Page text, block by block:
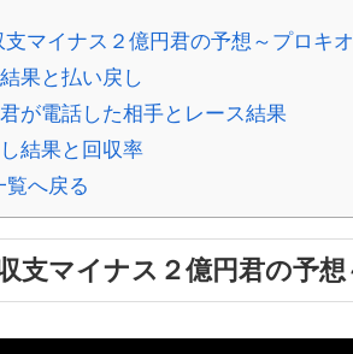
支マイナス２億円君の予想～プロキ
果と払い戻し
が電話した相手とレース結果
結果と回収率
覧へ戻る
支マイナス２億円君の予